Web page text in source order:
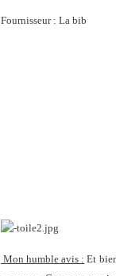
Fournisseur : La bib
Mon humble avis : Et